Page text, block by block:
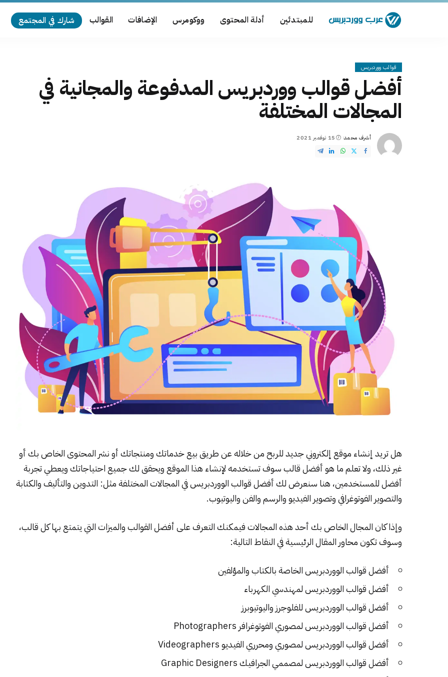
للمبتدئين أدلة المحتوى ووكومرس الإضافات القوالب شارك في المجتمع
قوالب ووردبريس
أفضل قوالب ووردبريس المدفوعة والمجانية في
المجالات المختلفة
Posted
by
أشرف محمد 15 نوفمبر 2021
هل تريد إنشاء موقع إلكتروني جديد للربح من خلاله عن طريق بيع خدماتك ومنتجاتك أو نشر المحتوى الخاص بك أو
غير ذلك، ولا تعلم ما هو أفضل قالب سوف تستخدمه لإنشاء هذا الموقع ويحقق لك جميع احتياجاتك ويعطي تجربة
أفضل للمستخدمين، هنا سنعرض لك أفضل قوالب الووردبريس في المجالات المختلفة مثل: التدوين والتأليف والكتابة
والتصوير الفوتوغرافي وتصوير الفيديو والرسم والفن واليوتيوب.
وإذا كان المجال الخاص بك أحد هذه المجالات فيمكنك التعرف على أفضل القوالب والميزات التي يتمتع بها كل قالب،
وسوف تكون محاور المقال الرئيسية في النقاط التالية:
أفضل قوالب الووردبريس الخاصة بالكتاب والمؤلفين
أفضل قوالب الووردبريس لمهندسي الكهرباء
أفضل قوالب الووردبريس للفلوجرز واليوتيوبرز
أفضل قوالب الووردبريس لمصوري الفوتوغرافر Photographers
أفضل قوالب الووردبريس لمصوري ومحرري الفيديو Videographers
أفضل قوالب الووردبريس لمصممي الجرافيك Graphic Designers